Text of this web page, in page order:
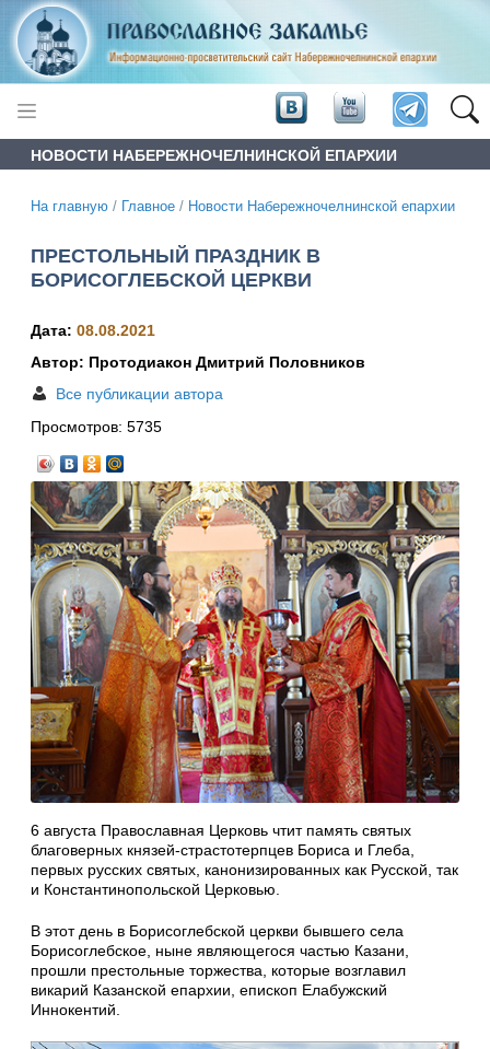
НОВОСТИ НАБЕРЕЖНОЧЕЛНИНСКОЙ ЕПАРХИИ
На главную / Главное / Новости Набережночелнинской епархии
ПРЕСТОЛЬНЫЙ ПРАЗДНИК В
БОРИСОГЛЕБСКОЙ ЦЕРКВИ
Дата: 08.08.2021
Автор: Протодиакон Дмитрий Половников
Все публикации автора
Просмотров: 5735
6 августа Православная Церковь чтит память святых
благоверных князей-страстотерпцев Бориса и Глеба,
первых русских святых, канонизированных как Русской, так
и Константинопольской Церковью.
В этот день в Борисоглебской церкви бывшего села
Борисоглебское, ныне являющегося частью Казани,
прошли престольные торжества, которые возглавил
викарий Казанской епархии, епископ Елабужский
Иннокентий.